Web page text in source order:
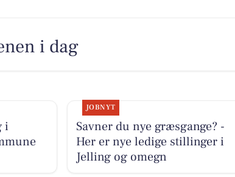
i dag
i
JOBNYT
Savner du nye græsgange? -
Her er nye ledige stillinger i
Jelling og omegn